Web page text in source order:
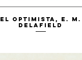
Vista rápida
El optimista, E. M.
Delafield